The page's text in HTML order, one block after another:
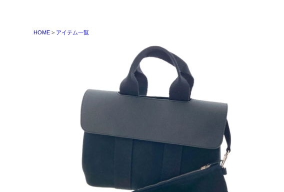
HOME アイテム一覧